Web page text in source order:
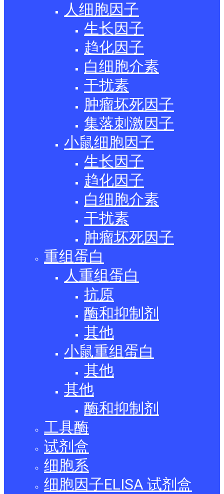
人细胞因子
生长因子
趋化因子
白细胞介素
干扰素
肿瘤坏死因子
集落刺激因子
小鼠细胞因子
生长因子
趋化因子
白细胞介素
干扰素
肿瘤坏死因子
重组蛋白
人重组蛋白
抗原
酶和抑制剂
其他
小鼠重组蛋白
其他
其他
酶和抑制剂
工具酶
试剂盒
细胞系
细胞因子ELISA 试剂盒